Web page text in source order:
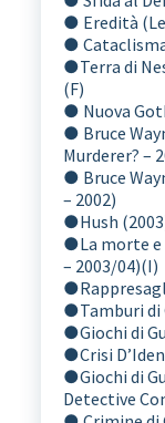
● Eredità
●
●Terra di
(F)
● Nuova
● Bruce
Murderer? –
● Bruce
– 2002)
●Hush
●La morte
– 2003/04)(I)
●
●Tamburi di
●Giochi di
●Crisi
●Giochi di
Detective